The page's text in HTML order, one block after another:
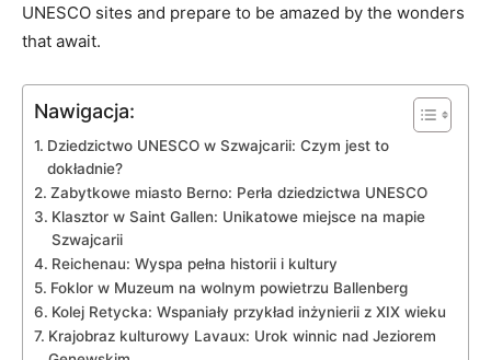
UNESCO sites and prepare to be amazed by the wonders
that await.
Nawigacja:
Dziedzictwo UNESCO w Szwajcarii: Czym jest to
dokładnie?
Zabytkowe miasto Berno: Perła dziedzictwa UNESCO
Klasztor w Saint Gallen: Unikatowe miejsce na mapie
Szwajcarii
Reichenau: Wyspa pełna historii i kultury
Foklor w Muzeum na wolnym powietrzu Ballenberg
Kolej Retycka: Wspaniały przykład inżynierii z XIX wieku
Krajobraz kulturowy Lavaux: Urok winnic nad Jeziorem